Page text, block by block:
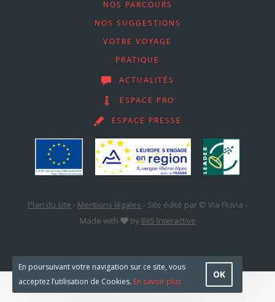
NOS PARCOURS
NOS SUGGESTIONS
VOTRE VOYAGE
PRATIQUE
ACTUALITÉS
ESPACE PRO
ESPACE PRESSE
Plan du site - Mentions légales - Site édité par © Via Fluvia -
Made with
by IRIS Interactive
En poursuivant votre navigation sur ce site, vous
acceptez l’utilisation de Cookies. En savoir plus
OK